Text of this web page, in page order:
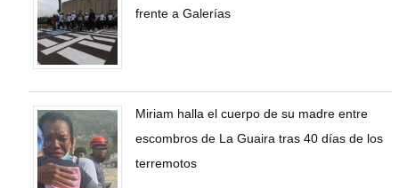
frente a Galerías
Miriam halla el cuerpo de su madre entre
escombros de La Guaira tras 40 días de los
terremotos